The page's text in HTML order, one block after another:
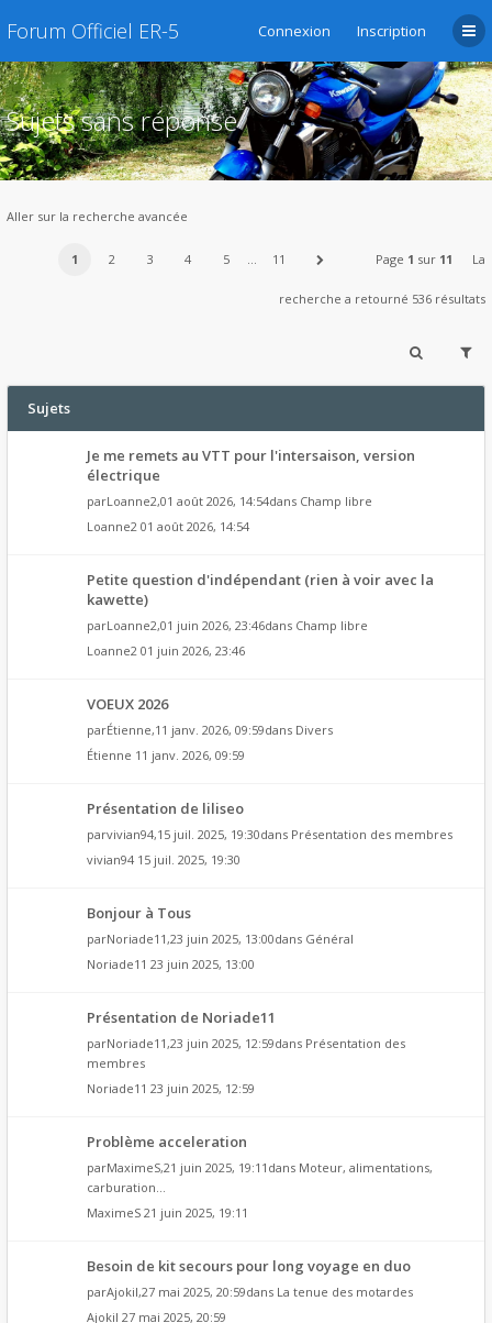
Forum Officiel ER-5 Connexion Inscription
Sujets sans réponse
Aller sur la recherche avancée
1 2 3 4 5 … 11 Page 1 sur 11 La
recherche a retourné 536 résultats
Sujets
Je me remets au VTT pour l'intersaison, version
électrique
parLoanne2,01 août 2026, 14:54dans Champ libre
Loanne2 01 août 2026, 14:54
Petite question d'indépendant (rien à voir avec la
kawette)
parLoanne2,01 juin 2026, 23:46dans Champ libre
Loanne2 01 juin 2026, 23:46
VOEUX 2026
parÉtienne,11 janv. 2026, 09:59dans Divers
Étienne 11 janv. 2026, 09:59
Présentation de liliseo
parvivian94,15 juil. 2025, 19:30dans Présentation des membres
vivian94 15 juil. 2025, 19:30
Bonjour à Tous
parNoriade11,23 juin 2025, 13:00dans Général
Noriade11 23 juin 2025, 13:00
Présentation de Noriade11
parNoriade11,23 juin 2025, 12:59dans Présentation des
membres
Noriade11 23 juin 2025, 12:59
Problème acceleration
parMaximeS,21 juin 2025, 19:11dans Moteur, alimentations,
carburation...
MaximeS 21 juin 2025, 19:11
Besoin de kit secours pour long voyage en duo
parAjokil,27 mai 2025, 20:59dans La tenue des motardes
Ajokil 27 mai 2025, 20:59